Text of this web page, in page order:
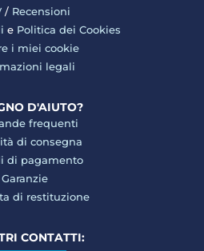
/ Recensioni
e Politica dei Cookies
i miei cookie
legali
D'AIUTO?
frequenti
di consegna
di pagamento
Garanzie
di restituzione
CONTATTI: